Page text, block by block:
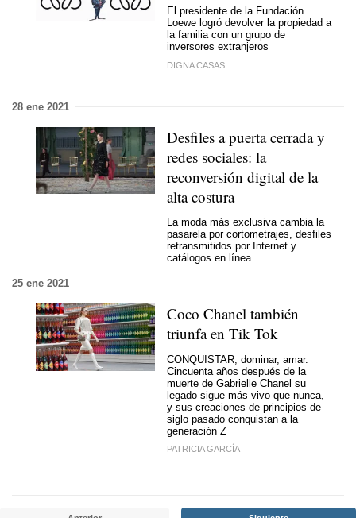
El presidente de la Fundación
Loewe logró devolver la propiedad a
la familia con un grupo de
inversores extranjeros
DIGNA CASAS
28 ene 2021
Desfiles a puerta cerrada y
redes sociales: la
reconversión digital de la
alta costura
La moda más exclusiva cambia la
pasarela por cortometrajes, desfiles
retransmitidos por Internet y
catálogos en línea
25 ene 2021
Coco Chanel también
triunfa en Tik Tok
CONQUISTAR, dominar, amar.
Cincuenta años después de la
muerte de Gabrielle Chanel su
legado sigue más vivo que nunca,
y sus creaciones de principios de
siglo pasado conquistan a la
generación Z
PATRICIA GARCÍA